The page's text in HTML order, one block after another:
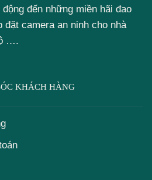
đến những miền hãi đao
đặt camera an ninh cho nhà
….
KHÁCH HÀNG